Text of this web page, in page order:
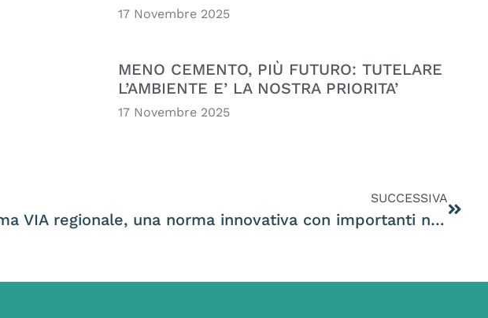
17 Novembre 2025
MENO CEMENTO, PIÙ FUTURO: TUTELARE
L’AMBIENTE E’ LA NOSTRA PRIORITA’
17 Novembre 2025
SUCCESSIVA
Riforma VIA regionale, una norma innovativa con importanti novita’.